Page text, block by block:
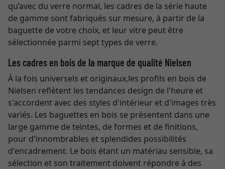
qu’avec du verre normal, les cadres de la série haute
de gamme sont fabriqués sur mesure, à partir de la
baguette de votre choix, et leur vitre peut être
sélectionnée parmi sept types de verre.
Les cadres en bois de la marque de qualité Nielsen
À la fois universels et originaux,les profils en bois de
Nielsen reflètent les tendances design de l'heure et
s'accordent avec des styles d'intérieur et d'images très
variés. Les baguettes en bois se présentent dans une
large gamme de teintes, de formes et de finitions,
pour d'innombrables et splendides possibilités
d'encadrement. Le bois étant un matériau sensible, sa
sélection et son traitement doivent répondre à des